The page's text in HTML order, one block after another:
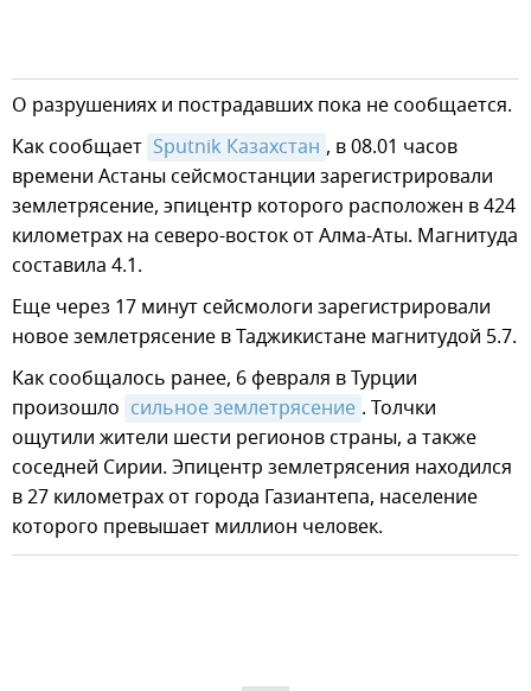
О разрушениях и пострадавших пока не сообщается.
Как сообщает Sputnik Казахстан , в 08.01 часов
времени Астаны сейсмостанции зарегистрировали
землетрясение, эпицентр которого расположен в 424
километрах на северо-восток от Алма-Аты. Магнитуда
составила 4.1.
Еще через 17 минут сейсмологи зарегистрировали
новое землетрясение в Таджикистане магнитудой 5.7.
Как сообщалось ранее, 6 февраля в Турции
произошло сильное землетрясение . Толчки
ощутили жители шести регионов страны, а также
соседней Сирии. Эпицентр землетрясения находился
в 27 километрах от города Газиантепа, население
которого превышает миллион человек.